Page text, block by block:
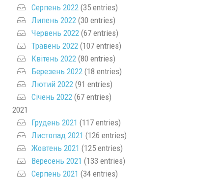
Серпень 2022 (35 entries)
Липень 2022 (30 entries)
Червень 2022 (67 entries)
Травень 2022 (107 entries)
Квітень 2022 (80 entries)
Березень 2022 (18 entries)
Лютий 2022 (91 entries)
Січень 2022 (67 entries)
2021
Грудень 2021 (117 entries)
Листопад 2021 (126 entries)
Жовтень 2021 (125 entries)
Вересень 2021 (133 entries)
Серпень 2021 (34 entries)